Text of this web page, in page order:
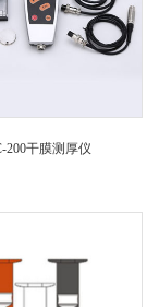
200干膜测厚仪